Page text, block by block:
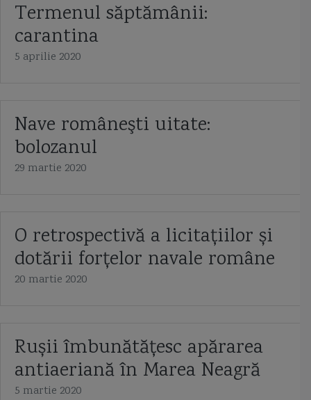
Termenul săptămânii:
carantina
5 aprilie 2020
Nave româneşti uitate:
bolozanul
29 martie 2020
O retrospectivă a licitațiilor și
dotării forțelor navale române
20 martie 2020
Rușii îmbunătățesc apărarea
antiaeriană în Marea Neagră
5 martie 2020